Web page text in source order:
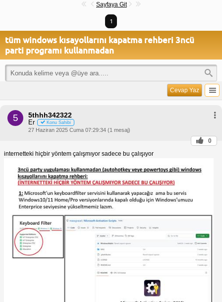
Sayfaya Git
1
tüm windows kısayollarını kapatma rehberi 3ncü
parti programı kullanmadan
Cevap Yaz
5 5thhh342322
Er Konu Sahibi
27 Haziran 2025 Cuma 07:29:34 (1 mesaj)
0
internetteki hiçbir yöntem çalışmıyor sadece bu çalışıyor